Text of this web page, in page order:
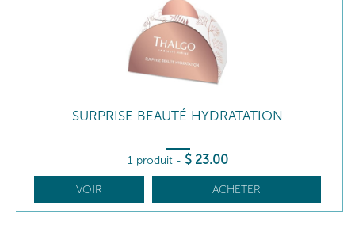
SURPRISE BEAUTÉ HYDRATATION
1 produit - $ 23.00
VOIR ACHETER